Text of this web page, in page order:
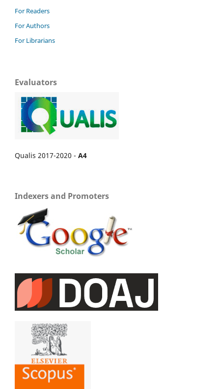
For Readers
For Authors
For Librarians
Evaluators
Qualis 2017-2020 - A4
Indexers and Promoters